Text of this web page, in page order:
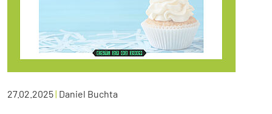
27.02.2025| Daniel Buchta